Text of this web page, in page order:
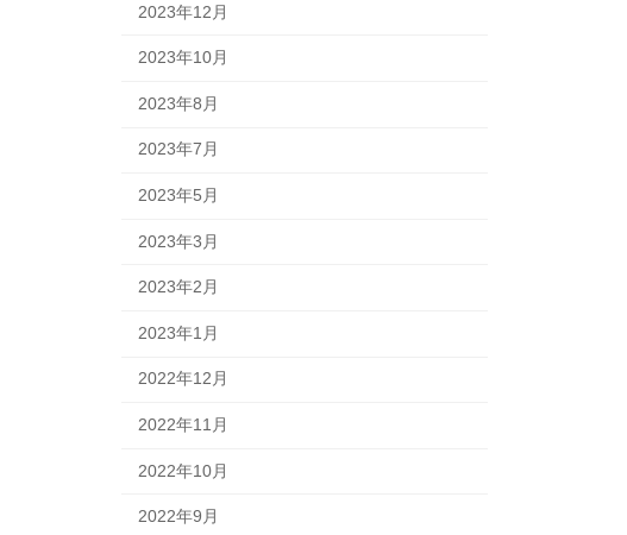
2023年12月
2023年10月
2023年8月
2023年7月
2023年5月
2023年3月
2023年2月
2023年1月
2022年12月
2022年11月
2022年10月
2022年9月